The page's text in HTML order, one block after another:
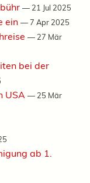
— 21 Jul 2025
ein —7 Apr 2025
— 27 Mär
bei der
USA — 25 Mär
ab 1.